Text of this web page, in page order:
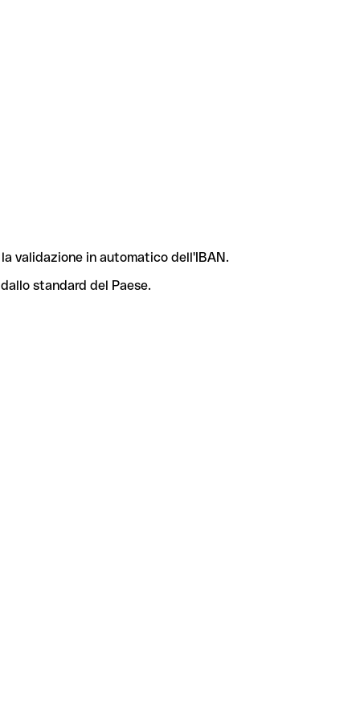
validazione in automatico dell'IBAN.
standard del Paese.